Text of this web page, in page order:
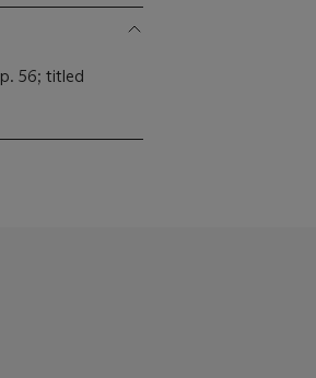
56; titled